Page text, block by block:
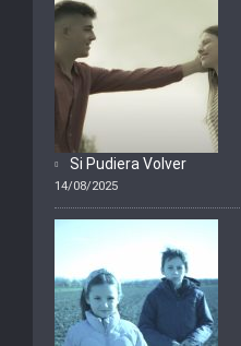
Si Pudiera Volver
14/08/2025